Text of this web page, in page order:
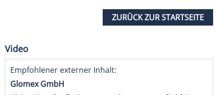
ZURÜCK ZUR STARTSEITE
Video
Empfohlener externer Inhalt:
Glomex GmbH